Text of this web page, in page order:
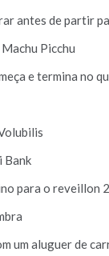
antes de partir
Picchu
e termina no
Bank
para o reveillon
um aluguer de